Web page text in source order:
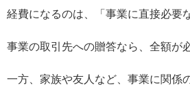
経費になるのは、「事業に直接必要
事業の取引先への贈答なら、全額が
一方、家族や友人など、事業に関係